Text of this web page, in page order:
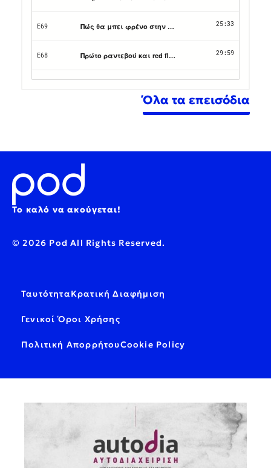
Όλα τα επεισόδια
Το καλό να ακούγεται!
© 2026 Pod All Rights Reserved.
ΤαυτότηταΚρατική Διαφήμιση
Γενικοί Όροι Χρήσης
Πολιτική ΑπορρήτουCookie Policy